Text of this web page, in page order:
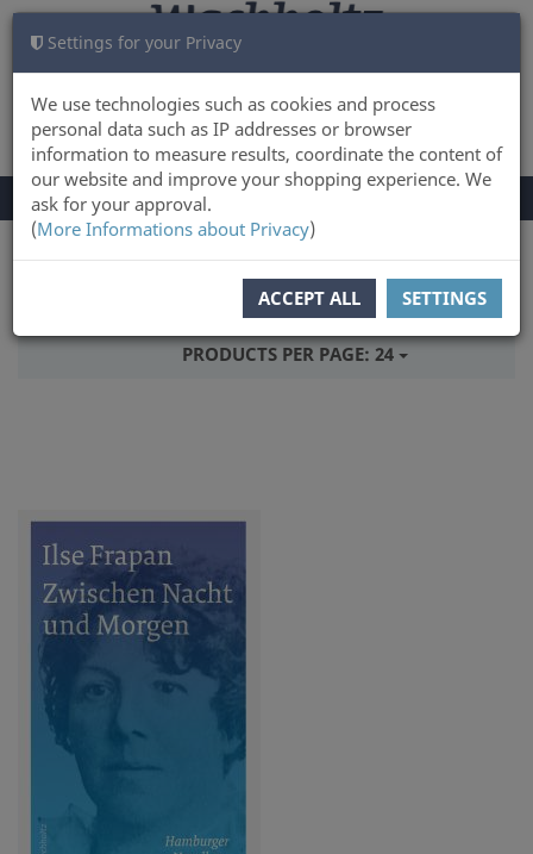
Settings for your Privacy
We use technologies such as cookies and process
personal data such as IP addresses or browser
information to measure results, coordinate the content of
our website and improve your shopping experience. We
ask for your approval.
(More Informations about Privacy)
ACCEPT ALL SETTINGS
LOG IN CART 0
TOGGLE
NAVIGATION
Menu
SORT BY: TITLE
PRODUCTS PER PAGE: 24